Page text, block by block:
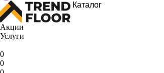
Каталог
Акции
Услуги
0
0